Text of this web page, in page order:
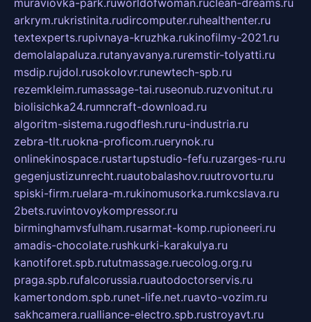
arkrym.rukristinita.rudircomputer.ruhealthenter.ru
textexperts.rupivnaya-kruzhka.rukinofilmy-2021.ru
demolalapaluza.rutanyavanya.ruremstir-tolyatti.ru
msdip.rujdol.rusokolovr.runewtech-spb.ru
rezemkleim.rumassage-tai.ruseonub.ruzvonitut.ru
biolisichka24.rumncraft-download.ru
algoritm-sistema.rugodflesh.ruru-industria.ru
zebra-tlt.ruokna-proficom.ruerynok.ru
onlinekinospace.rustartupstudio-fefu.ruzarges-ru.ru
gegenjustizunrecht.ruautobalashov.ruutrovortu.ru
spiski-firm.ruelara-m.rukinomusorka.rumkcslava.ru
2bets.ruvintovoykompressor.ru
birminghamvsfulham.rusarmat-komp.rupioneeri.ru
amadis-chocolate.rushkurki-karakulya.ru
kanotiforet.spb.rututmassage.ruecolog.org.ru
praga.spb.rufalcorussia.ruautodoctorservis.ru
kamertondom.spb.runet-life.net.ruavto-vozim.ru
sakhcamera.rualliance-electro.spb.rustroyavt.ru